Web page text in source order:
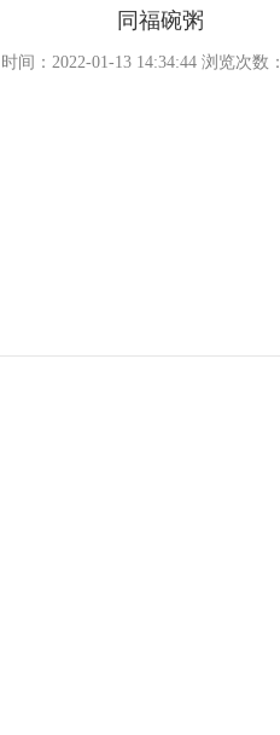
同福碗粥
时间：2022-01-13 14:34:44 浏览次数：